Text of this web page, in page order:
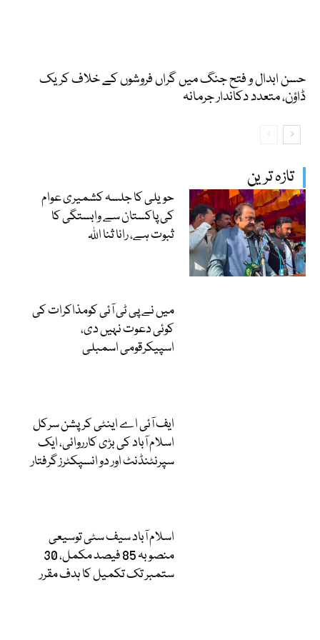
تازہ ترین
حویلی کا جلسہ کشمیری عوام
کی پاکستان سے وابستگی کا
ثبوت ہے، رانا ثنا اللہ
میں نے پی ٹی آئی کومذاکرات کی
کوئی دعوت نہیں دی،
اسپیکرقومی اسمبلی
ایف آئی اے اینٹی کرپشن سرکل
اسلام آباد کی بڑی کارروائی، ایک
سپرنٹنڈنٹ اور دو انسپکٹرز گرفتار
اسلام آباد سیف سٹی توسیعی
منصوبہ 85 فیصد مکمل، 30
ستمبر تک تکمیل کا ہدف مقرر
حسن ابدال و فتح جنگ میں گراں فروشوں کے خلاف کریک
ڈاؤن، متعدد دکاندار جرمانہ